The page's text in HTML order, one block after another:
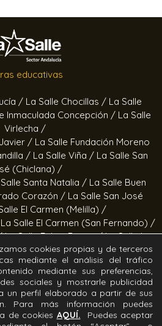
educativas
/ La Salle Chocillas / La Salle
Inmaculada Concepción / La Salle
Virlecha /
/ La Salle Fundación Moreno
/ La Salle Viña / La Salle San
(Chiclana) /
Santa Natalia / La Salle Buen
Corazón / La Salle San José
El Carmen (Melilla) /
La Salle El Carmen (San Fernando) /
/La Salle Felipe Benito /La Salle La
Purísima
socioeducativas
Abiertas /Hogar Jerez / Proyecto
y San Fernando /Calor en la Noche
cookies propias y de terceros
mediante el análisis del tráfico
mediante sus preferencias,
sociales y mostrarle publicidad
un perfil elaborado a partir de sus
Para más información puedes
de cookies AQUÍ.
Puedes aceptar